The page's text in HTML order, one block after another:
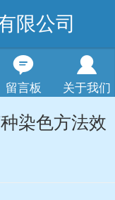
限公司
留言板 关于我们
染色方法效